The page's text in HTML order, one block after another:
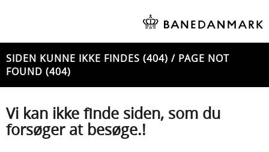
SIDEN KUNNE IKKE FINDES (404) / PAGE NOT
FOUND (404)
Vi kan ikke finde siden, som du
forsøger at besøge.!